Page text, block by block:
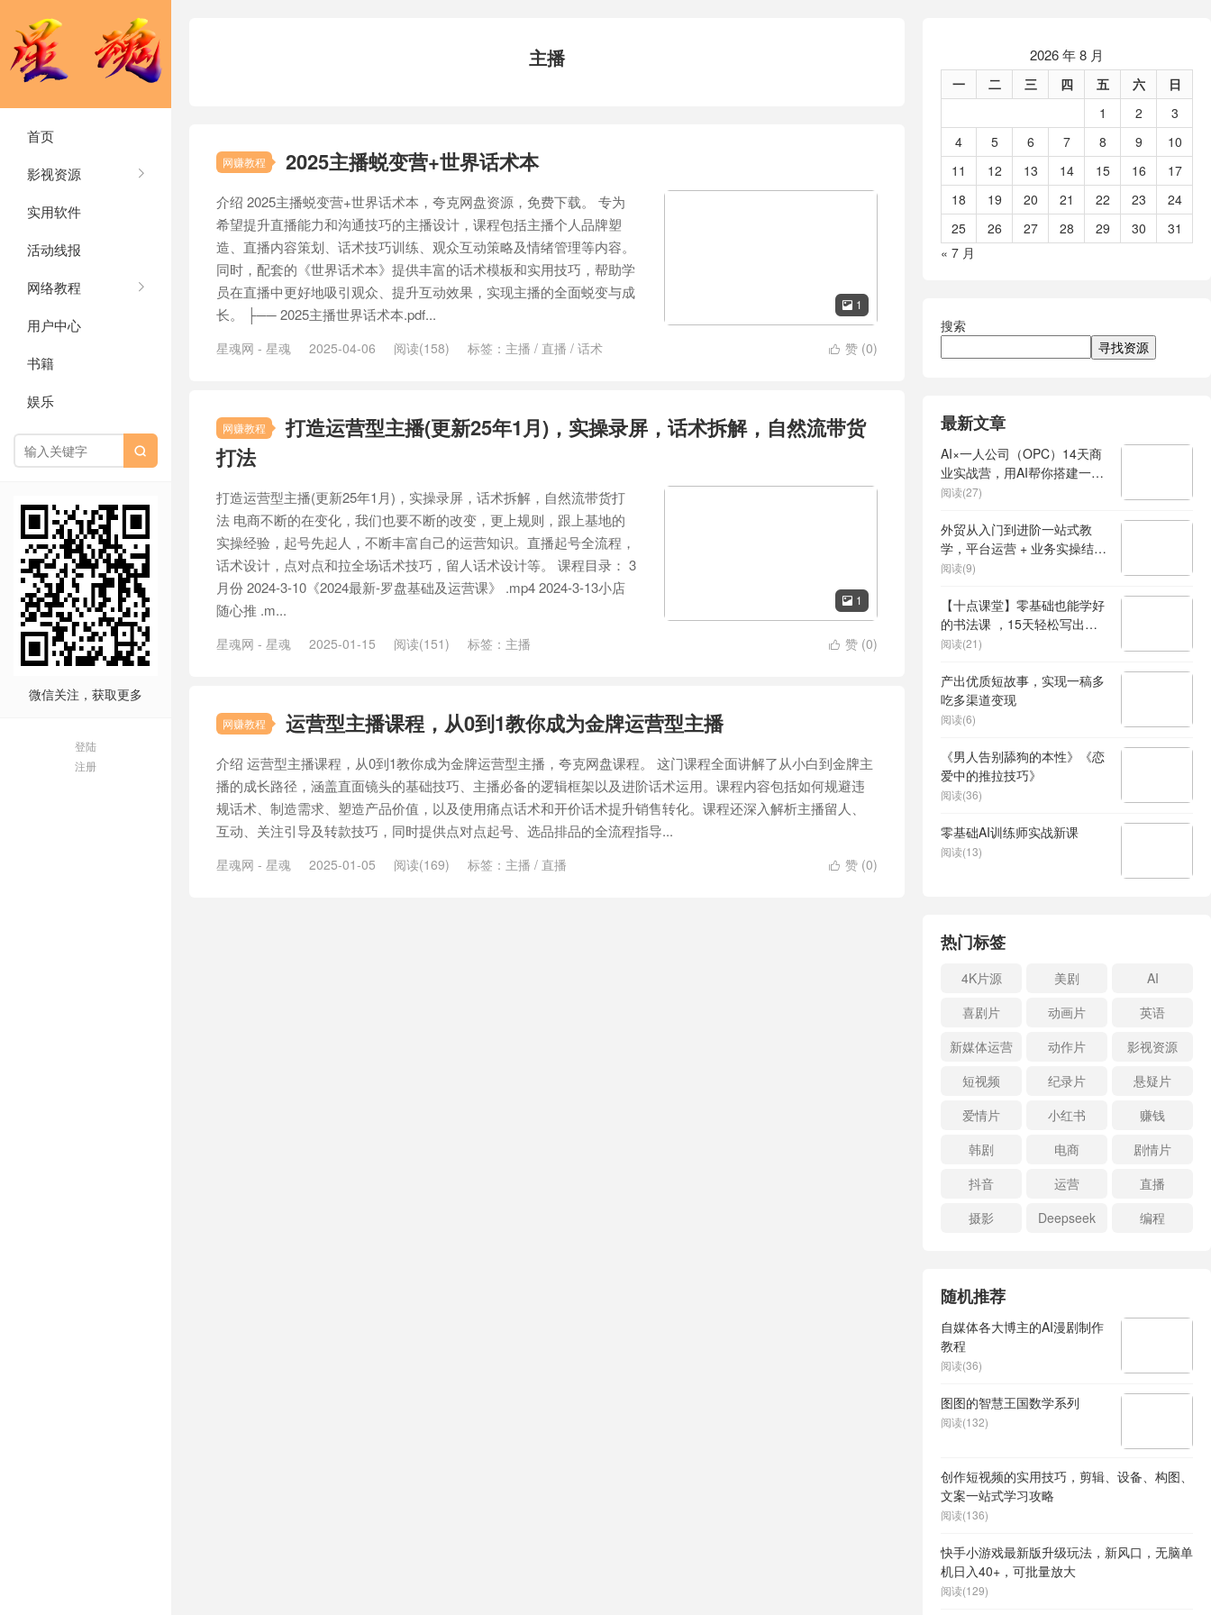
首页
影视资源
实用软件
活动线报
网络教程
用户中心
书籍
娱乐

微信关注，获取更多
登陆
注册
主播
网赚教程 2025主播蜕变营+世界话术本
 1
介绍 2025主播蜕变营+世界话术本，夸克网盘资源，免费下载。 专为
希望提升直播能力和沟通技巧的主播设计，课程包括主播个人品牌塑
造、直播内容策划、话术技巧训练、观众互动策略及情绪管理等内容。
同时，配套的《世界话术本》提供丰富的话术模板和实用技巧，帮助学
员在直播中更好地吸引观众、提升互动效果，实现主播的全面蜕变与成
长。 ├── 2025主播世界话术本.pdf...
 赞 (0)
星魂网 - 星魂 2025-04-06 阅读(158) 标签： 主播 / 直播 / 话术
网赚教程
打造运营型主播(更新25年1月)，实操录屏，话术拆解，自然流带货
打法
 1
打造运营型主播(更新25年1月)，实操录屏，话术拆解，自然流带货打
法 电商不断的在变化，我们也要不断的改变，更上规则，跟上基地的
实操经验，起号先起人，不断丰富自己的运营知识。直播起号全流程，
话术设计，点对点和拉全场话术技巧，留人话术设计等。 课程目录： 3
月份 2024-3-10《2024最新-罗盘基础及运营课》 .mp4 2024-3-13小店
随心推 .m...
 赞 (0)
星魂网 - 星魂 2025-01-15 阅读(151) 标签： 主播
网赚教程 运营型主播课程，从0到1教你成为金牌运营型主播
介绍 运营型主播课程，从0到1教你成为金牌运营型主播，夸克网盘课程。 这门课程全面讲解了从小白到金牌主
播的成长路径，涵盖直面镜头的基础技巧、主播必备的逻辑框架以及进阶话术运用。课程内容包括如何规避违
规话术、制造需求、塑造产品价值，以及使用痛点话术和开价话术提升销售转化。课程还深入解析主播留人、
互动、关注引导及转款技巧，同时提供点对点起号、选品排品的全流程指导...
 赞 (0)
星魂网 - 星魂 2025-01-05 阅读(169) 标签： 主播 / 直播
2026 年 8 月
一 二 三 四 五 六
日
1
2
3
4
5 6 7 8 9
10
11
12 13 14 15 16
17
18
19 20 21 22 23
24
25
26 27 28 29 30
31
« 7 月
搜索
寻找资源
最新文章
AI×一人公司（OPC）14天商
业实战营，用AI帮你搭建一个
属于你自己的、能独立賺钱的
阅读(27)
外贸从入门到进阶一站式教
学，平台运营 + 业务实操结
合，实现业绩稳步增长
阅读(9)
【十点课堂】零基础也能学好
的书法课 ，15天轻松写出漂
亮人生
阅读(21)
产出优质短故事，实现一稿多
吃多渠道变现
阅读(6)
《男人告别舔狗的本性》《恋
爱中的推拉技巧》
阅读(36)
零基础AI训练师实战新课
阅读(13)
热门标签
4K片源 美剧
AI
喜剧片
动画片
英语
新媒体运营
动作片
影视资源
短视频
纪录片
悬疑片
爱情片
小红书
赚钱
韩剧
电商
剧情片
抖音
运营
直播
摄影
Deepseek 编程
随机推荐
自媒体各大博主的AI漫剧制作
教程
阅读(36)
图图的智慧王国数学系列
阅读(132)
创作短视频的实用技巧，剪辑、设备、构图、
文案一站式学习攻略
阅读(136)
快手小游戏最新版升级玩法，新风口，无脑单
机日入40+，可批量放大
阅读(129)